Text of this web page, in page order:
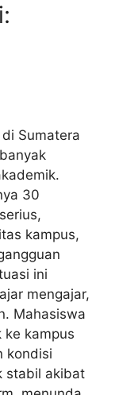
Sumatera
30
kampus,
ini
mengajar,
Mahasiswa
ke kampus
kondisi
stabil akibat